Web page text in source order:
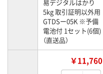
易デジタルはかり
5kg 取引証明以外用
GTDSー05K ※予備
電池付 1セット(6個)
（直送品）
￥11,760